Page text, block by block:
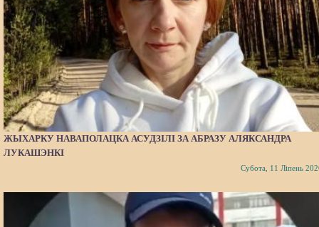
ЖЫХАРКУ НАВАПОЛАЦКА АСУДЗІЛІ ЗА АБРАЗУ АЛЯКСАНДРА
ЛУКАШЭНКІ
Субота, 11 Ліпень